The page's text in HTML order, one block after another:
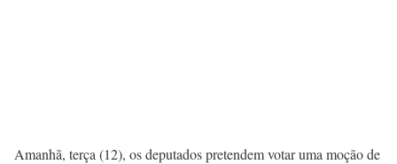
Amanhã, terça (12), os deputados pretendem votar uma moção de